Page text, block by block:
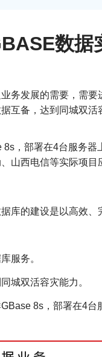
数据
务发展的需要，需
互备，达到同城双活
，部署在4台服务
山西电信等实际项
库的建设是以高效
服务。
城双活容灾能力。
8s，部署在4